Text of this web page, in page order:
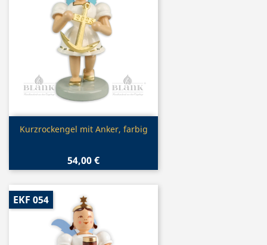
Vorschau
Kurzrockengel mit Anker, farbig
54,00 €
EKF 054